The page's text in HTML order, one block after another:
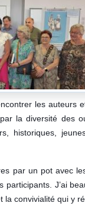
les auteurs
la diversité des
historiques,
par un pot avec
participants. J’ai
convivialité qui y